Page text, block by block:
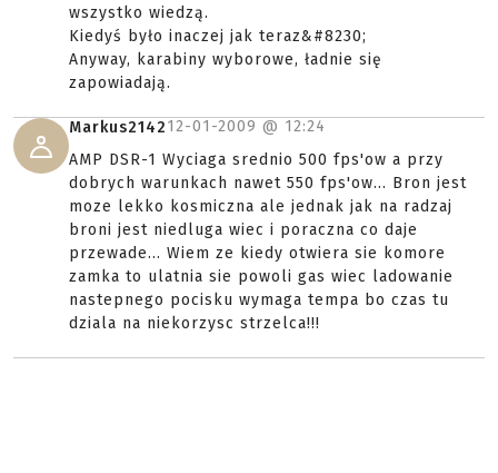
wszystko wiedzą.
Kiedyś było inaczej jak teraz&#8230;
Anyway, karabiny wyborowe, ładnie się
zapowiadają.
Markus214212-01-2009 @ 12:24
AMP DSR-1 Wyciaga srednio 500 fps'ow a przy
dobrych warunkach nawet 550 fps'ow... Bron jest
moze lekko kosmiczna ale jednak jak na radzaj
broni jest niedluga wiec i poraczna co daje
przewade... Wiem ze kiedy otwiera sie komore
zamka to ulatnia sie powoli gas wiec ladowanie
nastepnego pocisku wymaga tempa bo czas tu
dziala na niekorzysc strzelca!!!